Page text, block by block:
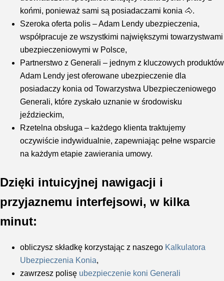
końmi, ponieważ sami są posiadaczami konia 🐴.
Szeroka oferta polis – Adam Lendy ubezpieczenia,
współpracuje ze wszystkimi największymi towarzystwami
ubezpieczeniowymi w Polsce,
Partnerstwo z Generali – jednym z kluczowych produktów
Adam Lendy jest oferowane ubezpieczenie dla
posiadaczy konia od Towarzystwa Ubezpieczeniowego
Generali, które zyskało uznanie w środowisku
jeździeckim,
Rzetelna obsługa – każdego klienta traktujemy
oczywiście indywidualnie, zapewniając pełne wsparcie
na każdym etapie zawierania umowy.
Dzięki intuicyjnej nawigacji i
przyjaznemu interfejsowi, w kilka
minut:
obliczysz składkę korzystając z naszego Kalkulatora
Ubezpieczenia Konia,
zawrzesz polisę ubezpieczenie koni Generali